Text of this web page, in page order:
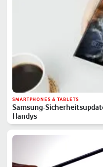
SMARTPHONES & TABLETS
Samsung-
Handys